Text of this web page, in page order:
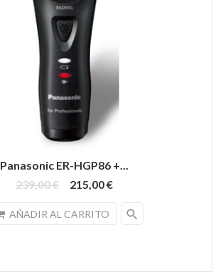
Panasonic ER-HGP86 +...
239,00 €
215,00 €
AÑADIR AL CARRITO search